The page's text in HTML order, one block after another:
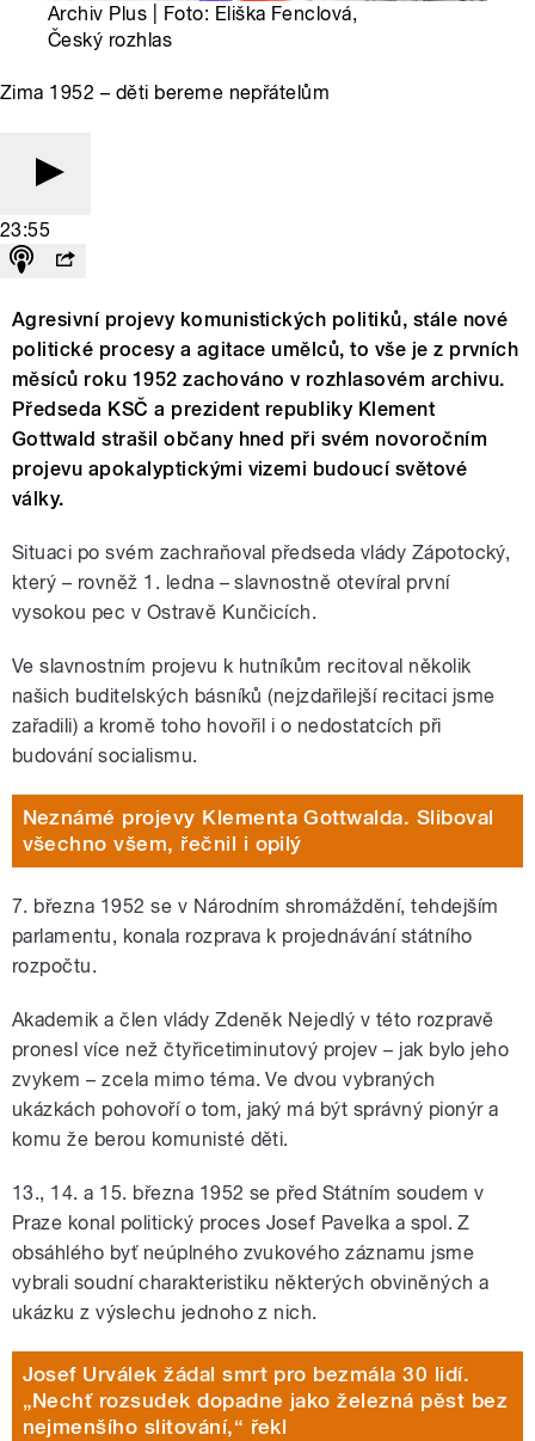
Archiv Plus | Foto: Eliška Fenclová,
Český rozhlas
Zima 1952 – děti bereme nepřátelům
23:55
Agresivní projevy komunistických politiků, stále nové
politické procesy a agitace umělců, to vše je z prvních
měsíců roku 1952 zachováno v rozhlasovém archivu.
Předseda KSČ a prezident republiky Klement
Gottwald strašil občany hned při svém novoročním
projevu apokalyptickými vizemi budoucí světové
války.
Situaci po svém zachraňoval předseda vlády Zápotocký,
který – rovněž 1. ledna – slavnostně otevíral první
vysokou pec v Ostravě Kunčicích.
Ve slavnostním projevu k hutníkům recitoval několik
našich buditelských básníků (nejzdařilejší recitaci jsme
zařadili) a kromě toho hovořil i o nedostatcích při
budování socialismu.
Neznámé projevy Klementa Gottwalda. Sliboval
všechno všem, řečnil i opilý
7. března 1952 se v Národním shromáždění, tehdejším
parlamentu, konala rozprava k projednávání státního
rozpočtu.
Akademik a člen vlády Zdeněk Nejedlý v této rozpravě
pronesl více než čtyřicetiminutový projev – jak bylo jeho
zvykem – zcela mimo téma. Ve dvou vybraných
ukázkách pohovoří o tom, jaký má být správný pionýr a
komu že berou komunisté děti.
13., 14. a 15. března 1952 se před Státním soudem v
Praze konal politický proces Josef Pavelka a spol. Z
obsáhlého byť neúplného zvukového záznamu jsme
vybrali soudní charakteristiku některých obviněných a
ukázku z výslechu jednoho z nich.
Josef Urválek žádal smrt pro bezmála 30 lidí.
„Nechť rozsudek dopadne jako železná pěst bez
nejmenšího slitování,“ řekl